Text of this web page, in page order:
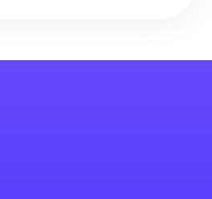
grubu linki
grubu linki
hesabı sosyal grubu linki